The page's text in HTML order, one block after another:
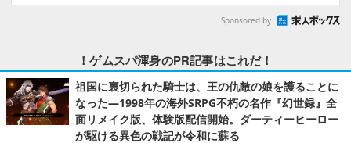
Sponsored by
！ゲムスパ渾身のPR記事はこれだ！
祖国に裏切られた騎士は、王の仇敵の娘を護ることに
なった―1998年の海外SRPG不朽の名作『幻世録』全
面リメイク版、体験版配信開始。ダーティーヒーロー
が駆ける異色の戦記が令和に蘇る